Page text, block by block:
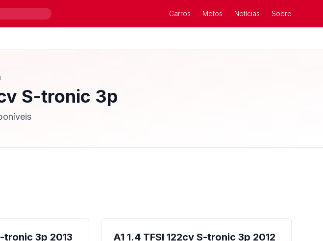
Carros Motos Notícias Sobre
S-tronic 3p
tronic 3p 2013 A1 1.4 TFSI 122cv S-tronic 3p 2012